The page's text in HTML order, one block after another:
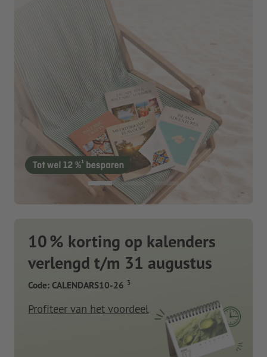
10 % korting op kalenders
verlengd t/m 31 augustus
Code: CALENDARS10-26 3
Profiteer van het voordeel